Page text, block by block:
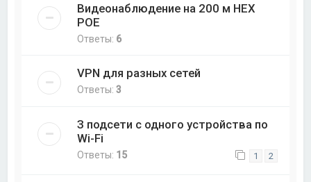
Видеонаблюдение на 200 м НЕХ
РОЕ
Ответы: 6
VPN для разных сетей
Ответы:3
З подсети с одного устройства по
Wi-Fi
Ответы: 15 1 2